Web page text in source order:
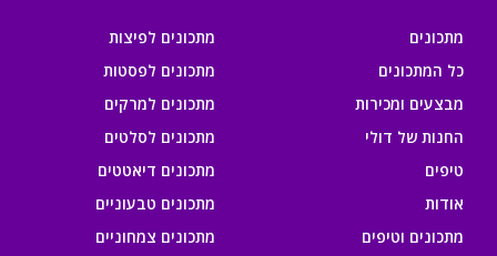
מתכונים
כל המתכונים
מבצעים ומכירות
החנות של דולי
טיפים
אודות
מתכונים וטיפים
מתכונים לפיצות
מתכונים לפסטות
מתכונים למרקים
מתכונים לסלטים
מתכונים דיאטטים
מתכונים טבעוניים
מתכונים צמחוניים